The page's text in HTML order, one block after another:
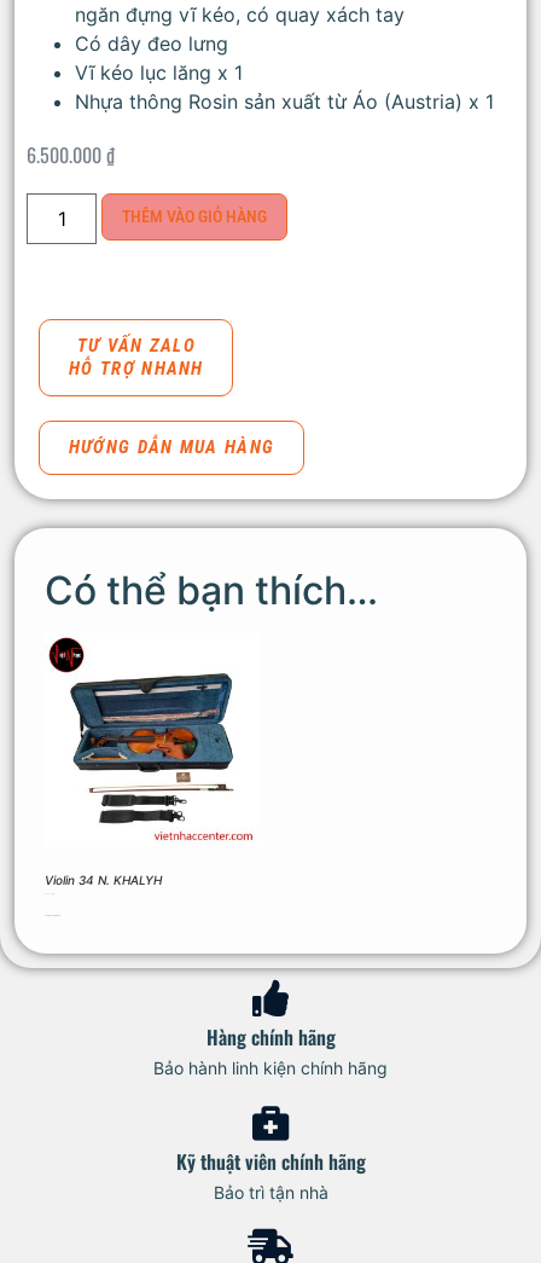
ngăn đựng vĩ kéo, có quay xách tay
Có dây đeo lưng
Vĩ kéo lục lăng x 1
Nhựa thông Rosin sản xuất từ Áo (Austria) x 1
6.500.000₫
THÊM VÀO GIỎ HÀNG
TƯ VẤN ZALO
HỖ TRỢ NHANH
HƯỚNG DẪN MUA HÀNG
Có thể bạn thích…
Violin 34 N. KHALYH
Hàng chính hãng
Bảo hành linh kiện chính hãng
Kỹ thuật viên chính hãng
Bảo trì tận nhà